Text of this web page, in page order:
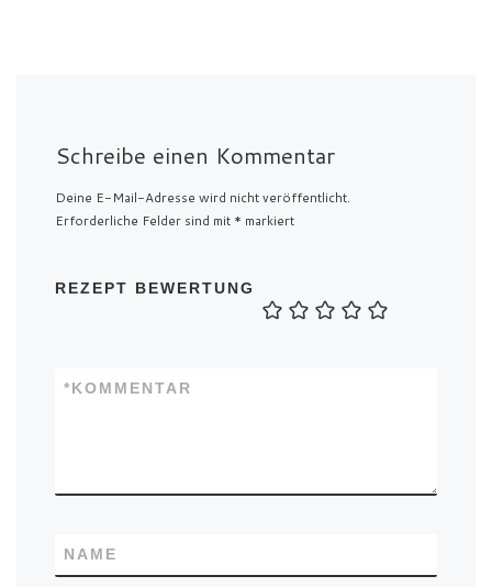
Schreibe einen Kommentar
Deine E-Mail-Adresse wird nicht veröffentlicht.
Erforderliche Felder sind mit * markiert
REZEPT BEWERTUNG
KOMMENTAR
*
NAME